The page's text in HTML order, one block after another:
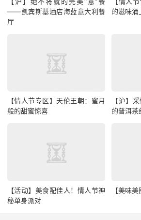
——凯宾斯基酒店海蓝意大利餐
厅
的滋味涌
【情人节专区】天伦王朝：蜜月
般的甜蜜惊喜
【沪】
的普洱茶
【活动】美食配佳人！情人节神
秘单身派对
【美味